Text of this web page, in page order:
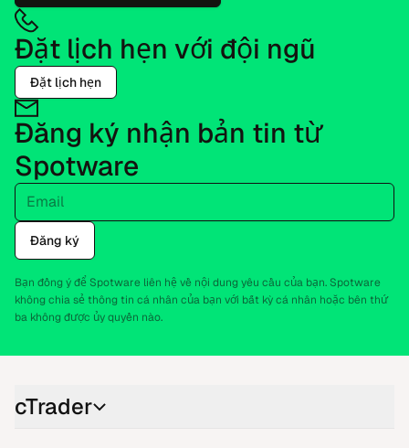
Đặt lịch hẹn với đội ngũ
Đặt lịch hẹn
Đăng ký nhận bản tin từ
Spotware
Email
Đăng ký
Bạn đồng ý để Spotware liên hệ về nội dung yêu cầu của bạn. Spotware
không chia sẻ thông tin cá nhân của bạn với bất kỳ cá nhân hoặc bên thứ
ba không được ủy quyền nào.
cTrader